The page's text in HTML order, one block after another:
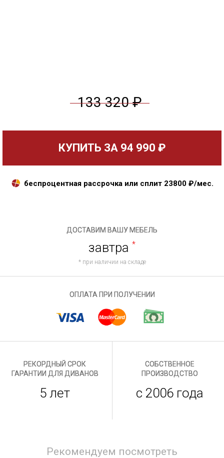
133 320 ₽
КУПИТЬ ЗА 94 990 ₽
беспроцентная рассрочка или сплит 23800₽/мес.
ДОСТАВИМ ВАШУ МЕБЕЛЬ
завтра *
* при наличии на складе
ОПЛАТА ПРИ ПОЛУЧЕНИИ
РЕКОРДНЫЙ СРОК
ГАРАНТИИ ДЛЯ ДИВАНОВ
5 лет
СОБСТВЕННОЕ
ПРОИЗВОДСТВО
с 2006 года
Рекомендуем посмотреть